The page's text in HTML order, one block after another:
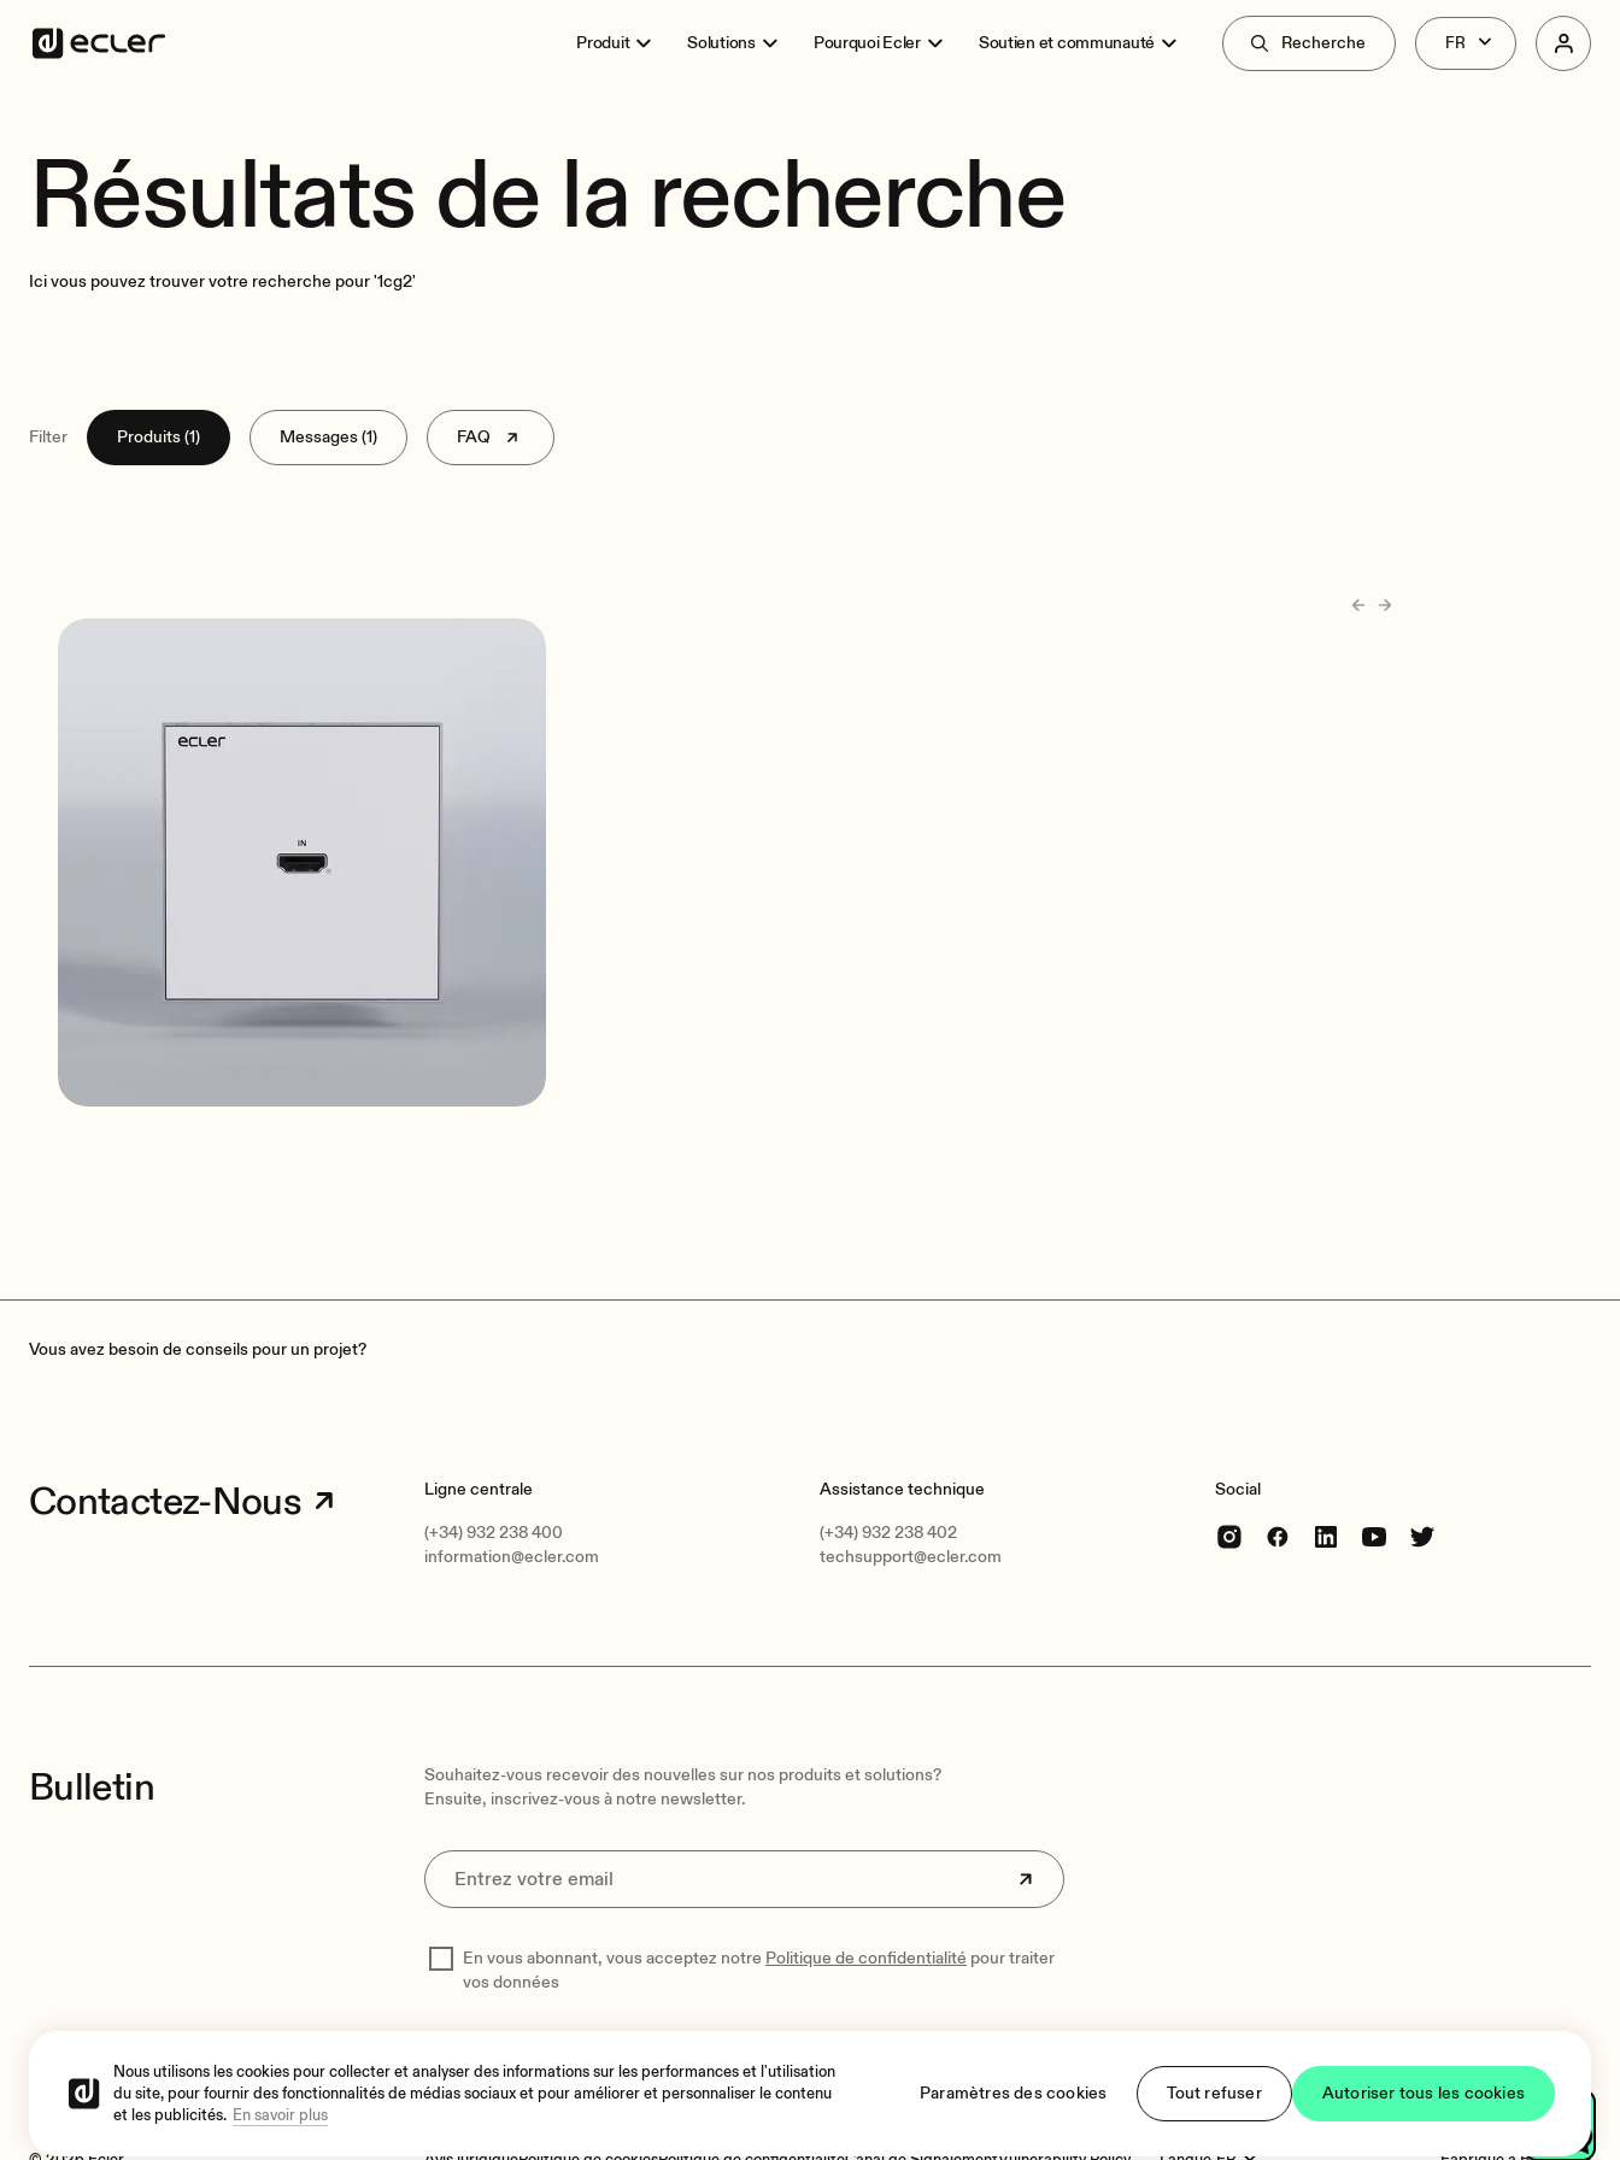
Recherche
Produit Solutions Pourquoi Ecler Soutien et communauté
Ici vous pouvez trouver votre recherche pour '1cg2'
Résultats de la recherche
Filter Produits (1) Messages (1) FAQ
Vous avez besoin de conseils pour un projet?
Contactez-Nous Ligne centrale
(+34) 932 238 400
information@ecler.com
Assistance technique
(+34) 932 238 402
techsupport@ecler.com
Social
Bulletin
Souhaitez-vous recevoir des nouvelles sur nos produits et solutions?
Ensuite, inscrivez-vous à notre newsletter.
En vous abonnant, vous acceptez notre Politique de confidentialité pour traiter
vos données
Nous utilisons les cookies pour collecter et analyser des informations sur les performances et l'utilisation
du site, pour fournir des fonctionnalités de médias sociaux et pour améliorer et personnaliser le contenu
et les publicités. En savoir plus
Paramètres des cookies Tout refuser Autoriser tous les cookies